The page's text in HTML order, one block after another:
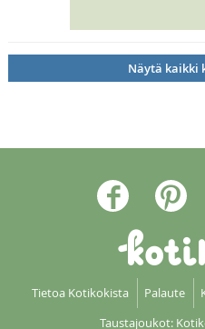
Näytä kaikki
Tietoa Kotikokista Palaute
Taustajoukot: